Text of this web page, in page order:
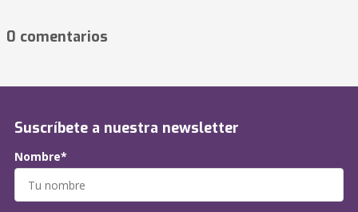
0 comentarios
Suscríbete a nuestra newsletter
Nombre*